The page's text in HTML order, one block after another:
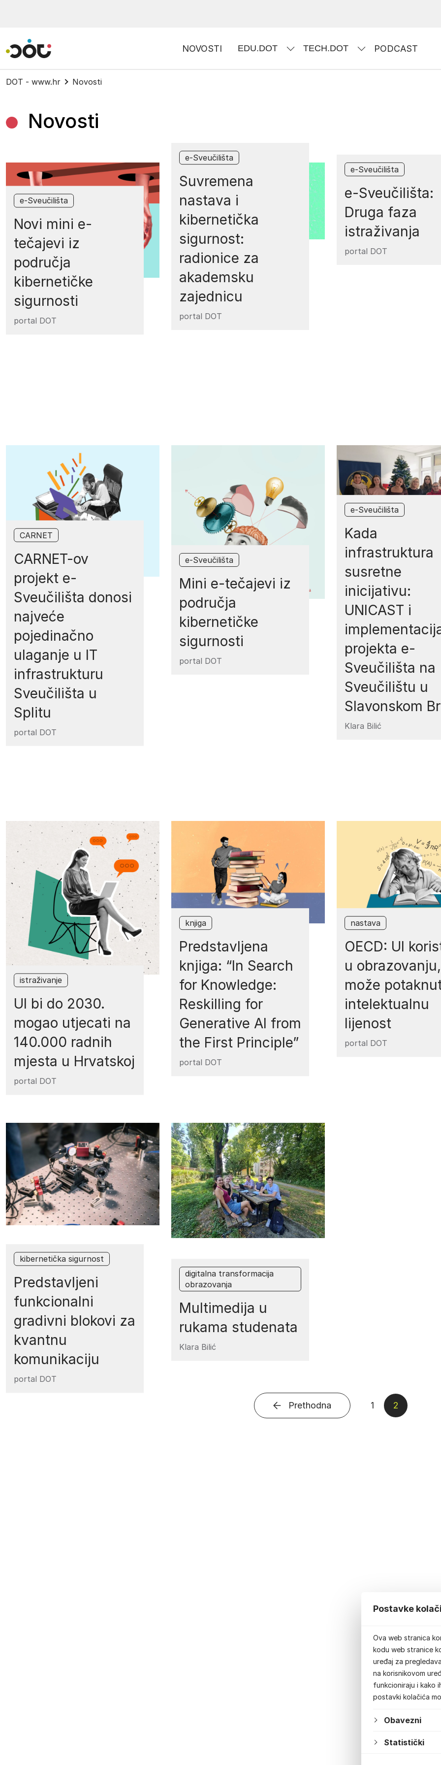
Postavke
Ova web stranica
kodu web stranice
uređaj za
na korisnikovom
funkcioniraju i kako
postavki kolačića
Obavezni
Statistički
Povratak na naslovnicu NOVOSTI EDU.DOT TECH.DOT PODCAST
DOT - www.hr Novosti
Novosti
e-Sveučilišta
Novi mini e-
tečajevi iz
područja
kibernetičke
sigurnosti
portal DOT
e-Sveučilišta
Suvremena
nastava i
kibernetička
sigurnost:
radionice za
akademsku
zajednicu
portal DOT
e-Sveučilišta
e-Sveučilišta:
Druga faza
istraživanja
portal DOT
CARNET
CARNET-ov
projekt e-
Sveučilišta donosi
najveće
pojedinačno
ulaganje u IT
infrastrukturu
Sveučilišta u
Splitu
portal DOT
e-Sveučilišta
Mini e-tečajevi iz
područja
kibernetičke
sigurnosti
portal DOT
e-Sveučilišta
Kada
infrastruktura
susretne
inicijativu:
UNICAST i
projekta e-
Sveučilišta na
Sveučilištu u
Slavonskom
Klara Bilić
istraživanje
UI bi do 2030.
mogao utjecati na
140.000 radnih
mjesta u Hrvatskoj
portal DOT
knjiga
Predstavljena
knjiga: “In Search
for Knowledge:
Reskilling for
Generative AI from
the First Principle”
portal DOT
nastava
OECD: UI
u
može
intelektualnu
lijenost
portal DOT
kibernetička sigurnost
Predstavljeni
funkcionalni
gradivni blokovi za
kvantnu
komunikaciju
portal DOT
digitalna transformacija
obrazovanja
Multimedija u
rukama studenata
Klara Bilić
Brojevi stranica
Prethodna 1 2